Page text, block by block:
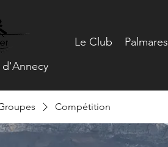
Le Club Palmares
d'Annecy
Compétition